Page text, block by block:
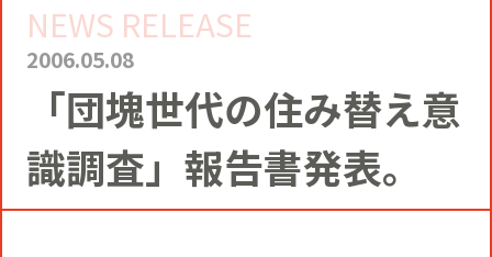
GAME CHANGE PARTNER
VI
YOMIKOグループ ビジョン・パーパ
ス・バリューズ
VALUE CREATION
コミュニティクリエイション®
事例
NEWS
NEWS RELEASE
2006.05.08
「団塊世代の住み替え意
識調査」報告書発表。